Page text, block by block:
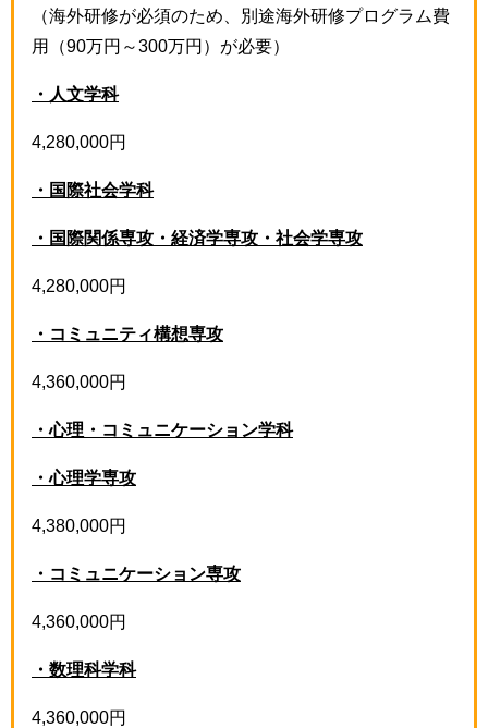
（海外研修が必須のため、別途海外研修プログラム費
用（90万円～300万円）が必要）
・人文学科
4,280,000円
・国際社会学科
・国際関係専攻・経済学専攻・社会学専攻
4,280,000円
・コミュニティ構想専攻
4,360,000円
・心理・コミュニケーション学科
・心理学専攻
4,380,000円
・コミュニケーション専攻
4,360,000円
・数理科学科
4,360,000円